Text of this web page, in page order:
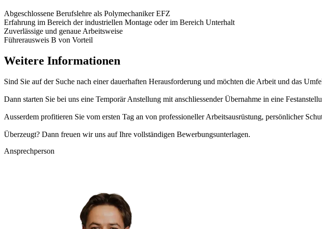
Abgeschlossene Berufslehre als Polymechaniker EFZ
Erfahrung im Bereich der industriellen Montage oder im Bereich Unterhalt
Zuverlässige und genaue Arbeitsweise
Führerausweis B von Vorteil
Weitere Informationen
Sind Sie auf der Suche nach einer dauerhaften Herausforderung und möchten die Arbeit und das
Dann starten Sie bei uns eine Temporär Anstellung mit anschliessender Übernahme in eine
Ausserdem profitieren Sie vom ersten Tag an von professioneller Arbeitsausrüstung, persönlicher
Überzeugt? Dann freuen wir uns auf Ihre vollständigen Bewerbungsunterlagen.
Ansprechperson